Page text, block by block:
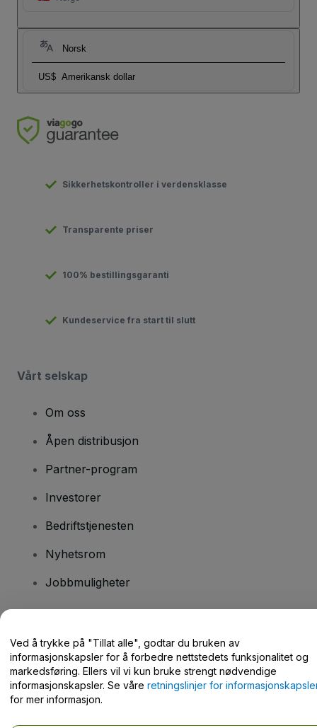
Norsk
US$ Amerikansk dollar
Sikkerhetskontroller i verdensklasse
Transparente priser
100% bestillingsgaranti
Kundeservice fra start til slutt
Vårt selskap
Om oss
Åpen distribusjon
Partner-program
Investorer
Bedriftstjenesten
Nyhetsrom
Jobbmuligheter
Hjelpesenter / kontakt oss
Ved å trykke på "Tillat alle", godtar du bruken av
informasjonskapsler for å forbedre nettstedets funksjonalitet og
markedsføring. Ellers vil vi kun bruke strengt nødvendige
informasjonskapsler. Se våre retningslinjer for
for mer informasjon.